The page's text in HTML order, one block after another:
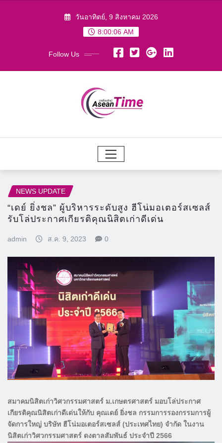
วันอาทิตย์, 9 สิงหาคม 2026
8:00:07 AM
Follow Us
NEWS UPDATE
“เดย์ ยิ่งชล” ผู้บริหารระดับสูง ฮีโน่มอเตอร์สเซลส์
รับโล่ประกาศเกียรติคุณนิสิตเก่าดีเด่น
admin ส.ค. 9, 2023 0
สมาคมนิสิตเก่าวิศวกรรมศาสตร์ ม.เกษตรศาสตร์ มอบโล่ประกาศ
เกียรติคุณนิสิตเก่าดีเด่นให้กับ คุณเดย์ ยิ่งชล กรรมการรองกรรมการผู้
จัดการใหญ่ บริษัท ฮีโน่มอเตอร์สเซลส์ (ประเทศไทย) จำกัด ในงาน
นิสิตเก่าวิศวกรรมศาสตร์ ดงตาลสัมพันธ์ ประจำปี 2566